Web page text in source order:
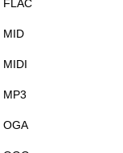
FLAC
MID
MIDI
MP3
OGA